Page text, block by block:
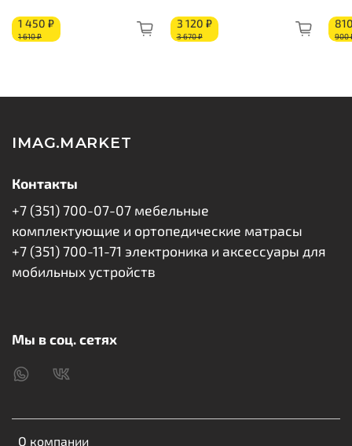
1 450 ₽
1 610 ₽
3 120 ₽
3 670 ₽ 900
IMAG.MARKET
О компании
Контакты
+7 (351) 700-07-07 мебельные
комплектующие и ортопедические матрасы
+7 (351) 700-11-71 электроника и аксессуары для
мобильных устройств
Мы в соц. сетях